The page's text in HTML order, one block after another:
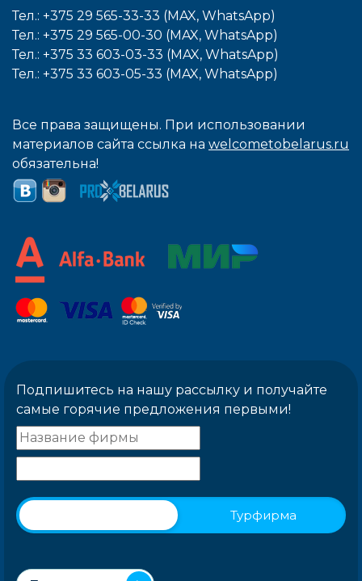
Тел.: +375 29 565-33-33 (MAX, WhatsApp)
Тел.: +375 29 565-00-30 (MAX, WhatsApp)
Тел.: +375 33 603-03-33 (MAX, WhatsApp)
Тел.: +375 33 603-05-33 (MAX, WhatsApp)
Все права защищены. При использовании
материалов сайта ссылка на welcometobelarus.ru
обязательна!
Подпишитесь на нашу рассылку и получайте
самые горячие предложения первыми!
Турфирма